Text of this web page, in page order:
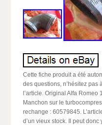
Cette fiche produit a été
des questions, n’hésitez pas
l’article. Original Alfa Romeo
Manchon sur le
rechange : 60579845.
d’un vieux stock. Il peut